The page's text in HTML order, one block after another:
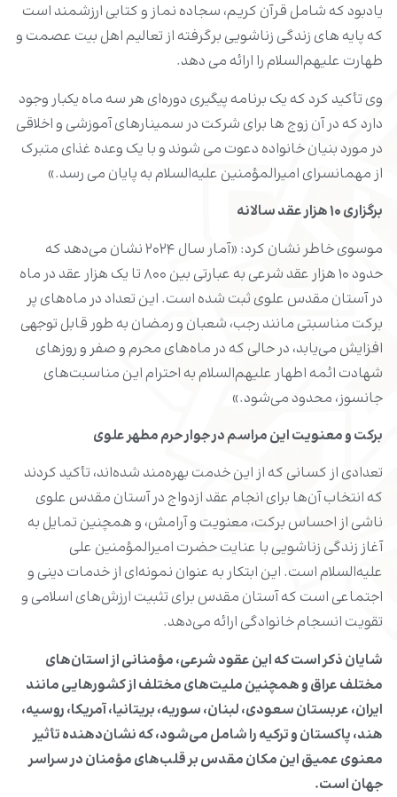
یادبود که شامل قرآن کریم، سجاده نماز و کتابی ارزشمند است
که پایه های زندگی زناشویی برگرفته از تعالیم اهل بیت عصمت و
طهارت علیهم‌السلام را ارائه می دهد.
وی تأکید کرد که یک برنامه پیگیری دوره‌ای هر سه ماه یکبار وجود
دارد که در آن زوج ها برای شرکت در سمینارهای آموزشی و اخلاقی
در مورد بنیان خانواده دعوت می شوند و با یک وعده غذای متبرک
از مهمانسرای امیرالمؤمنین علیه‌السلام به پایان می رسد.»
برگزاری ۱۰ هزار عقد سالانه
موسوی خاطر نشان کرد: «آمار سال ۲۰۲۴ نشان می‌دهد که
حدود ۱۰ هزار عقد شرعی به عبارتی بین ۸۰۰ تا یک هزار عقد در ماه
در آستان مقدس علوی ثبت شده است. این تعداد در ماه‌های پر
برکت مناسبتی مانند رجب، شعبان و رمضان به طور قابل توجهی
افزایش می‌یابد، در حالی که در ماه‌های محرم و صفر و روزهای
شهادت ائمه اطهار علیهم‌السلام به احترام این مناسبت‌های
جانسوز، محدود می‌شود.»
برکت و معنویت این مراسم در جوار حرم مطهر علوی
تعدادی از کسانی که از این خدمت بهره‌مند شده‌اند، تأکید کردند
که انتخاب آن‌ها برای انجام عقد ازدواج در آستان مقدس علوی
ناشی از احساس برکت، معنویت و آرامش، و همچنین تمایل به
آغاز زندگی زناشویی با عنایت حضرت امیرالمؤمنین علی
علیه‌السلام است. این ابتکار به عنوان نمونه‌ای از خدمات دینی و
اجتماعی است که آستان مقدس برای تثبیت ارزش‌های اسلامی و
تقویت انسجام خانوادگی ارائه می‌دهد.
شایان ذکر است که این عقود شرعی، مؤمنانی از استان‌های
مختلف عراق و همچنین ملیت‌های مختلف از کشورهایی مانند
ایران، عربستان سعودی، لبنان، سوریه، بریتانیا، آمریکا، روسیه،
هند، پاکستان و ترکیه را شامل می‌شود، که نشان‌دهنده تأثیر
معنوی عمیق این مکان مقدس بر قلب‌های مؤمنان در سراسر
جهان است.